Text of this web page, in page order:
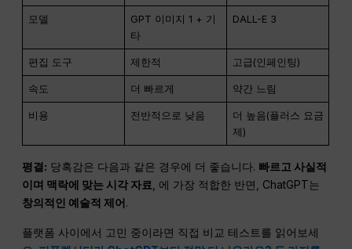
모델
GPT 이미지 1 + 기
타
DALL-E 3
편집 도구 제한적 고급(인페인팅)
속도 더 빠르게 약간 느림
비용 전반적으로 낮음
더 높음(플러스 요금
제)
평결: 당혹감은 다음과 같은 경우에 더 좋습니다. 빠르고 사실적
이며 맥락에 맞는 시각 자료
, 에 가장 적합한 반면, ChatGPT는
창의적인 예술적 제어.
플랫폼 사이에서 고민 중이라면 직접 비교 테스트를 읽어보세